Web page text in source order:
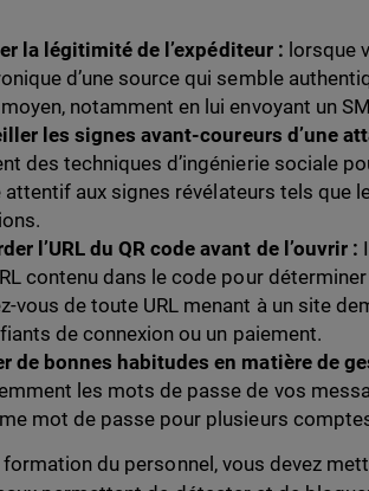
la légitimité de l’expéditeur : lorsque
d’une source qui semble
notamment en lui envoyant un
les signes avant-coureurs d’une
des techniques d’ingénierie sociale
attentif aux signes révélateurs tels que
l’URL du QR code avant de l’ouvrir :
contenu dans le code pour
vous de toute URL menant à un site
de connexion ou un paiement.
de bonnes habitudes en matière de
les mots de passe de vos
mot de passe pour plusieurs
formation du personnel, vous devez